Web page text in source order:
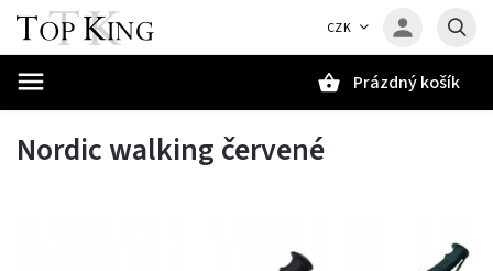
CZK
Prázdný košík
Nordic walking červené